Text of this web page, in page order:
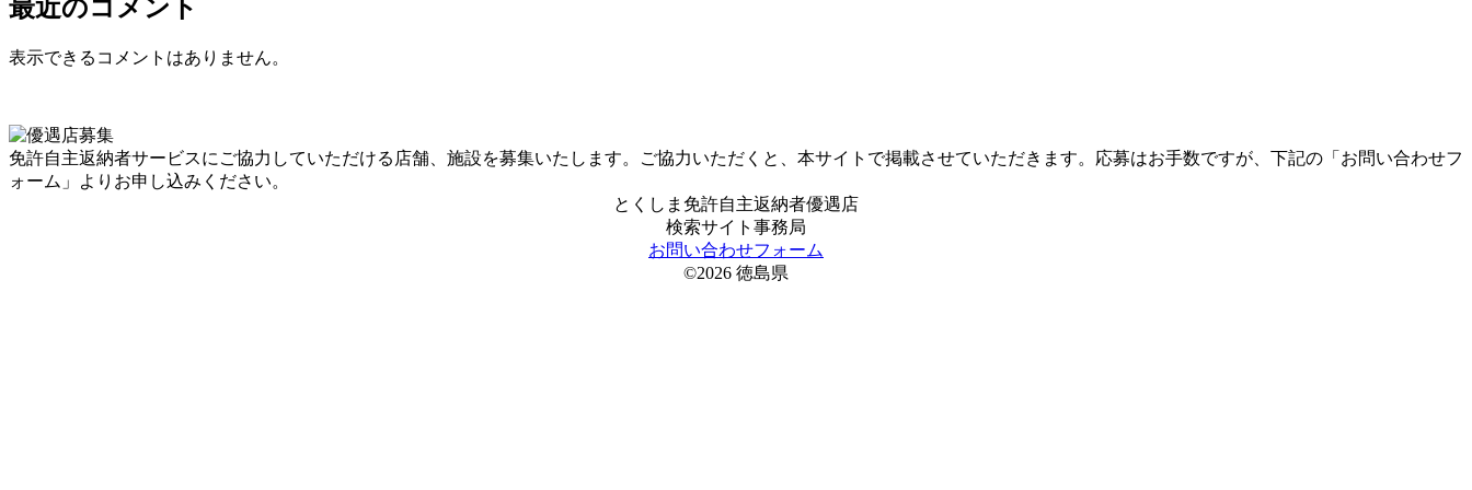
最近のコメント
表示できるコメントはありません。
免許自主返納者サービスにご協力していただける店舗、施設を募集いたします。ご協力いただくと、本サイトで掲載させていただきます。応募はお手数ですが、下記の「お問い合わせフ
ォーム」よりお申し込みください。
とくしま免許自主返納者優遇店
検索サイト事務局
お問い合わせフォーム
©2026 徳島県